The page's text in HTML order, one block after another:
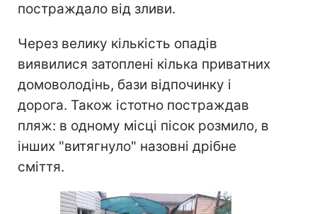
постраждало від зливи.
Через велику кількість опадів
виявилися затоплені кілька приватних
домоволодінь, бази відпочинку і
дорога. Також істотно постраждав
пляж: в одному місці пісок розмило, в
інших "витягнуло" назовні дрібне
сміття.